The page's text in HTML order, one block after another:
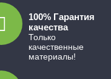
100% Гарантия
качества
Только
качественные
материалы!